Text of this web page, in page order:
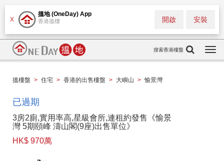
X
搵地 (OneDay) App
香港搵樓 安裝
開啟
搜索香港樓盤
搵樓盤 > 住宅 > 香港的出售樓盤 > 大嶼山 > 愉景灣
已過期
3房2廁,實用率高,星級會所,連租約發售《愉景
灣 5期頤峰 濤山閣(9座)出售單位》
HK$ 970萬